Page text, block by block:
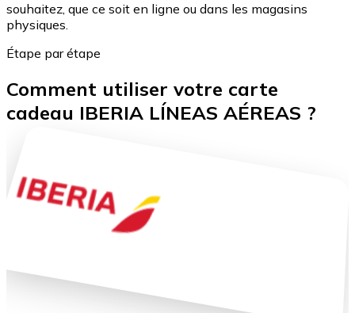
souhaitez, que ce soit en ligne ou dans les magasins
physiques.
Étape par étape
Comment utiliser votre carte
cadeau IBERIA LÍNEAS AÉREAS ?